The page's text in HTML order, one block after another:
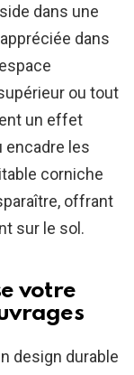
dans une
dans
ou tout
un effet
encadre les
corniche
offrant
sur le sol.
votre
design durable